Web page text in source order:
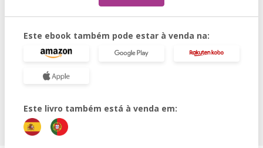
Este ebook também pode estar à venda na:
Este livro também está à venda em: